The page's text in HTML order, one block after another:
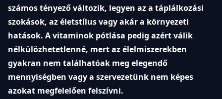
számos tényező változik, legyen az a táplálkozási
szokások, az életstílus vagy akár a környezeti
hatások. A vitaminok pótlása pedig azért válik
nélkülözhetetlenné, mert az élelmiszerekben
gyakran nem találhatóak meg elegendő
mennyiségben vagy a szervezetünk nem képes
azokat megfelelően felszívni.